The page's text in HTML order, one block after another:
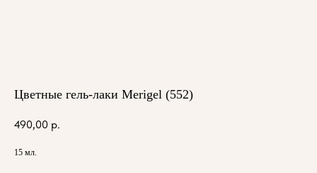
Цветные гель-лаки Merigel (552)
490,00 р.
15 мл.